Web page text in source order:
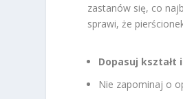
zastanów się, co
sprawi, że
Dopasuj kształt
Nie zapominaj o